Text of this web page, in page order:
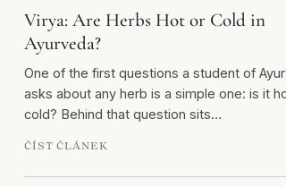
Virya: Are Herbs Hot or Cold in
Ayurveda?
One of the first questions a student of
asks about any herb is a simple one: is it
cold? Behind that question sits…
ČÍST ČLÁNEK